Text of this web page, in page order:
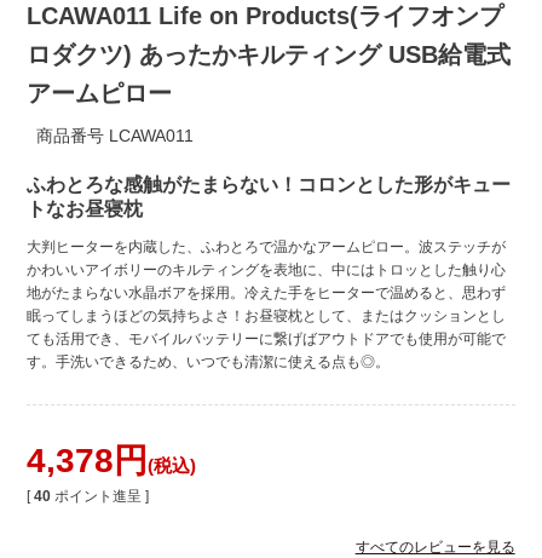
LCAWA011 Life on Products(ライフオンプ
ロダクツ) あったかキルティング USB給電式
アームピロー
商品番号 LCAWA011
ふわとろな感触がたまらない！コロンとした形がキュー
トなお昼寝枕
大判ヒーターを内蔵した、ふわとろで温かなアームピロー。波ステッチが
かわいいアイボリーのキルティングを表地に、中にはトロッとした触り心
地がたまらない水晶ボアを採用。冷えた手をヒーターで温めると、思わず
眠ってしまうほどの気持ちよさ！お昼寝枕として、またはクッションとし
ても活用でき、モバイルバッテリーに繋げばアウトドアでも使用が可能で
す。手洗いできるため、いつでも清潔に使える点も◎。
4,378 税込
[ 40 ポイント進呈 ]
すべてのレビューを見る